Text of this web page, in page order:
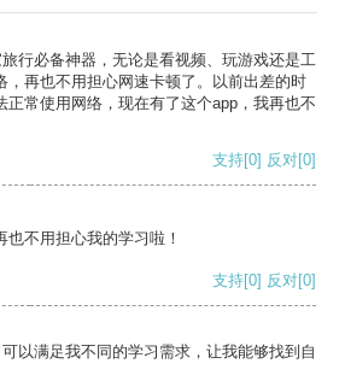
行必备神器，无论是看视频、玩游戏还是工
，再也不用担心网速卡顿了。以前出差的时
正常使用网络，现在有了这个app，我再也不
支持[0] 反对[0]
不用担心我的学习啦！
支持[0] 反对[0]
以满足我不同的学习需求，让我能够找到自